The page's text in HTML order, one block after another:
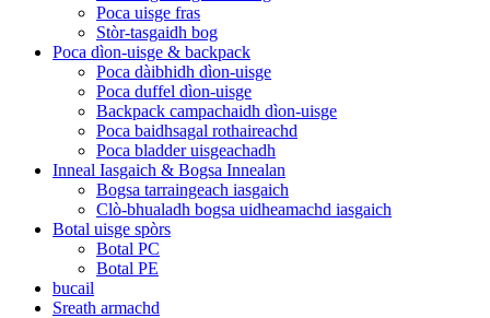
Poca uisge fras
Stòr-tasgaidh bog
Poca dìon-uisge & backpack
Poca dàibhidh dìon-uisge
Poca duffel dìon-uisge
Backpack campachaidh dìon-uisge
Poca baidhsagal rothaireachd
Poca bladder uisgeachadh
Inneal Iasgaich & Bogsa Innealan
Bogsa tarraingeach iasgaich
Clò-bhualadh bogsa uidheamachd iasgaich
Botal uisge spòrs
Botal PC
Botal PE
bucail
Sreath armachd